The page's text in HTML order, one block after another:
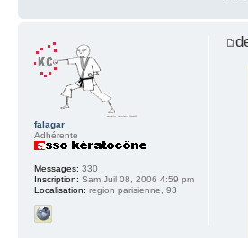
falagar
Adhérente
Messages: 330
Inscription: Sam Juil 08, 2006 4:59 pm
Localisation: region parisienne, 93